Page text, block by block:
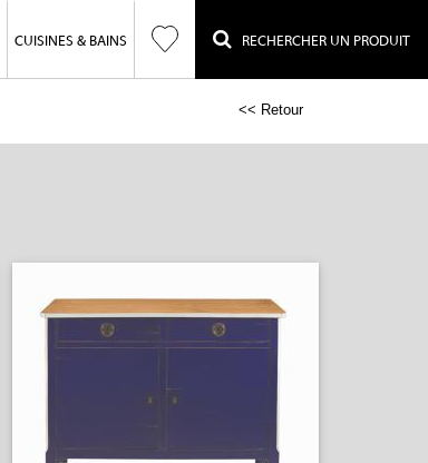
CUISINES & BAINS RECHERCHER UN PRODUIT
<< Retour